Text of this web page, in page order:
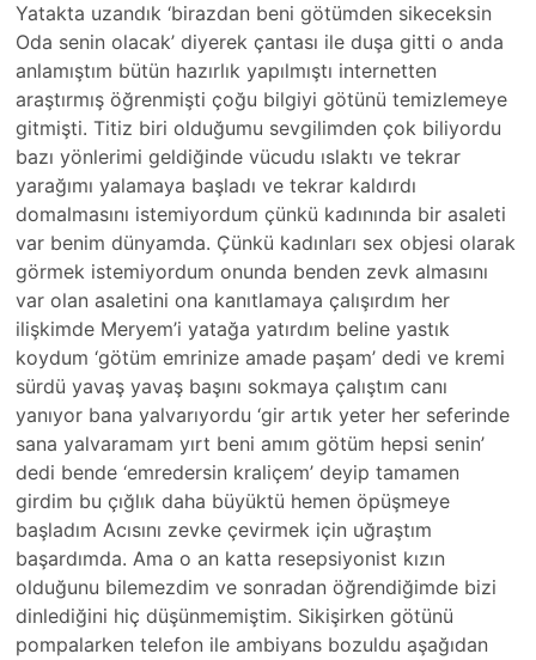
Yatakta uzandık ‘birazdan beni götümden sikeceksin
Oda senin olacak’ diyerek çantası ile duşa gitti o anda
anlamıştım bütün hazırlık yapılmıştı internetten
araştırmış öğrenmişti çoğu bilgiyi götünü temizlemeye
gitmişti. Titiz biri olduğumu sevgilimden çok biliyordu
bazı yönlerimi geldiğinde vücudu ıslaktı ve tekrar
yarağımı yalamaya başladı ve tekrar kaldırdı
domalmasını istemiyordum çünkü kadınında bir asaleti
var benim dünyamda. Çünkü kadınları sex objesi olarak
görmek istemiyordum onunda benden zevk almasını
var olan asaletini ona kanıtlamaya çalışırdım her
ilişkimde Meryem’i yatağa yatırdım beline yastık
koydum ‘götüm emrinize amade paşam’ dedi ve kremi
sürdü yavaş yavaş başını sokmaya çalıştım canı
yanıyor bana yalvarıyordu ‘gir artık yeter her seferinde
sana yalvaramam yırt beni amım götüm hepsi senin’
dedi bende ‘emredersin kraliçem’ deyip tamamen
girdim bu çığlık daha büyüktü hemen öpüşmeye
başladım Acısını zevke çevirmek için uğraştım
başardımda. Ama o an katta resepsiyonist kızın
olduğunu bilemezdim ve sonradan öğrendiğimde bizi
dinlediğini hiç düşünmemiştim. Sikişirken götünü
pompalarken telefon ile ambiyans bozuldu aşağıdan